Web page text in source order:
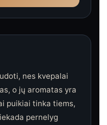
nes kvepalai
o jų aromatas yra
puikiai tinka tiems,
pernelyg